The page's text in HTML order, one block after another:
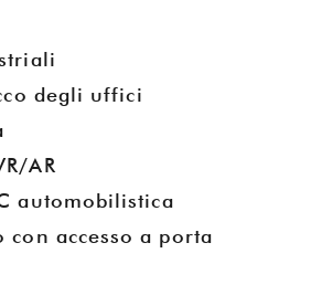
degli uffici
AR
automobilistica
con accesso a porta